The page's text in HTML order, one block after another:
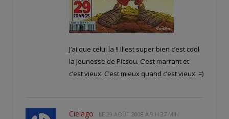
J’ai que celui la !! Il est super bien c’est cool
la jeunesse de Picsou. C’est marrant et
c’est vieux. C’est mieux quand c’est vieux. =)
Cielago LE 29 AOÛT 2008 À 9 H 27 MIN